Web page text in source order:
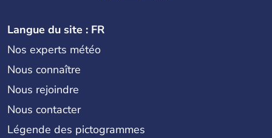
Langue du site : FR
Nos experts météo
Nous connaître
Nous rejoindre
Nous contacter
Légende des pictogrammes